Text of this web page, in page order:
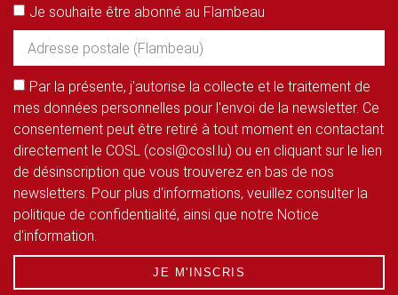
Je souhaite être abonné au Flambeau
Par la présente, j'autorise la collecte et le traitement de
mes données personnelles pour l'envoi de la newsletter. Ce
consentement peut être retiré à tout moment en contactant
directement le COSL (cosl@cosl.lu) ou en cliquant sur le lien
de désinscription que vous trouverez en bas de nos
newsletters. Pour plus d'informations, veuillez consulter la
politique de confidentialité, ainsi que notre Notice
d'information.
JE M'INSCRIS